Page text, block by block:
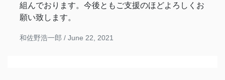
組んでおります。今後ともご支援のほどよろしくお
願い致します。
和佐野浩一郎 / June 22, 2021